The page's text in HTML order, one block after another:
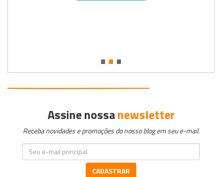
•••
Assine nossanewsletter
Receba novidades e promoções do nosso blog em seu e-mail.
CADASTRAR